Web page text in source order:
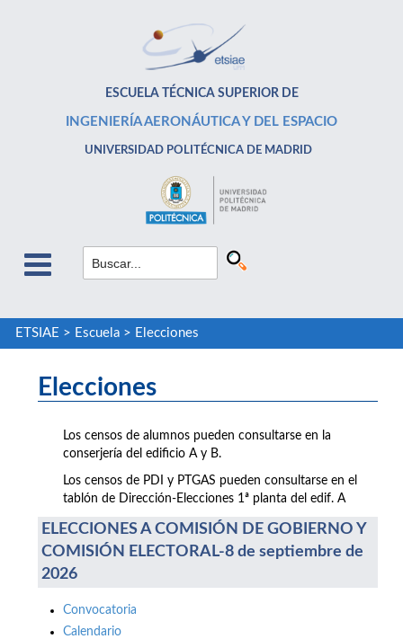
ESCUELA TÉCNICA SUPERIOR DE
INGENIERÍA AERONÁUTICA Y DEL ESPACIO
UNIVERSIDAD POLITÉCNICA DE MADRID
ETSIAE > Escuela> Elecciones
Elecciones
Los censos de alumnos pueden consultarse en la
conserjería del edificio A y B.
Los censos de PDI y PTGAS pueden consultarse en el
tablón de Dirección-Elecciones 1ª planta del edif. A
ELECCIONES A COMISIÓN DE GOBIERNO Y
COMISIÓN ELECTORAL-8 de septiembre de
2026
Convocatoria
Calendario